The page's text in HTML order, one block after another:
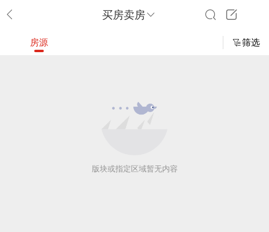
买房卖房
房源 筛选
版块或指定区域暂无内容